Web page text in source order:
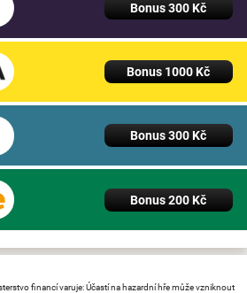
Bonus 300 Kč
Bonus 1000 Kč
Bonus 300 Kč
Bonus 200 Kč
financí varuje: Účastí na hazardní hře může vzniknout